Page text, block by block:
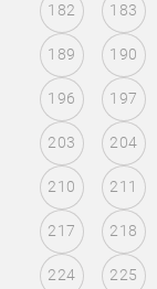
182 183
189 190
196 197
203 204
210 211
217 218
224 225